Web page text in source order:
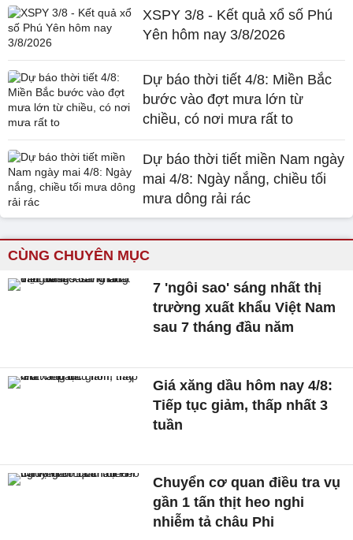
XSPY 3/8 - Kết quả xổ số Phú
Yên hôm nay 3/8/2026
Dự báo thời tiết 4/8: Miền Bắc
bước vào đợt mưa lớn từ
chiều, có nơi mưa rất to
Dự báo thời tiết miền Nam ngày
mai 4/8: Ngày nắng, chiều tối
mưa dông rải rác
CÙNG CHUYÊN MỤC
7 'ngôi sao' sáng nhất thị
trường xuất khẩu Việt Nam
sau 7 tháng đầu năm
Giá xăng dầu hôm nay 4/8:
Tiếp tục giảm, thấp nhất 3
tuần
Chuyển cơ quan điều tra vụ
gần 1 tấn thịt heo nghi
nhiễm tả châu Phi